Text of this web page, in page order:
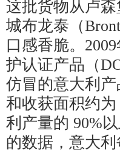
这批货物从卢
城布龙泰（
口感香脆。
护认证产品（
仿冒的意大利
和收获面积约为
利产量的 90%
的数据，意大